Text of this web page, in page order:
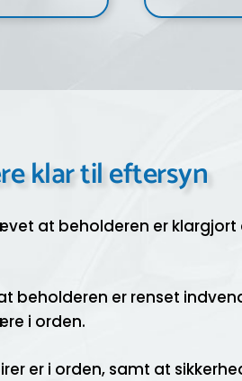
klar til eftersyn
at beholderen er klargjort
beholderen er renset
i orden.
er i orden, samt at